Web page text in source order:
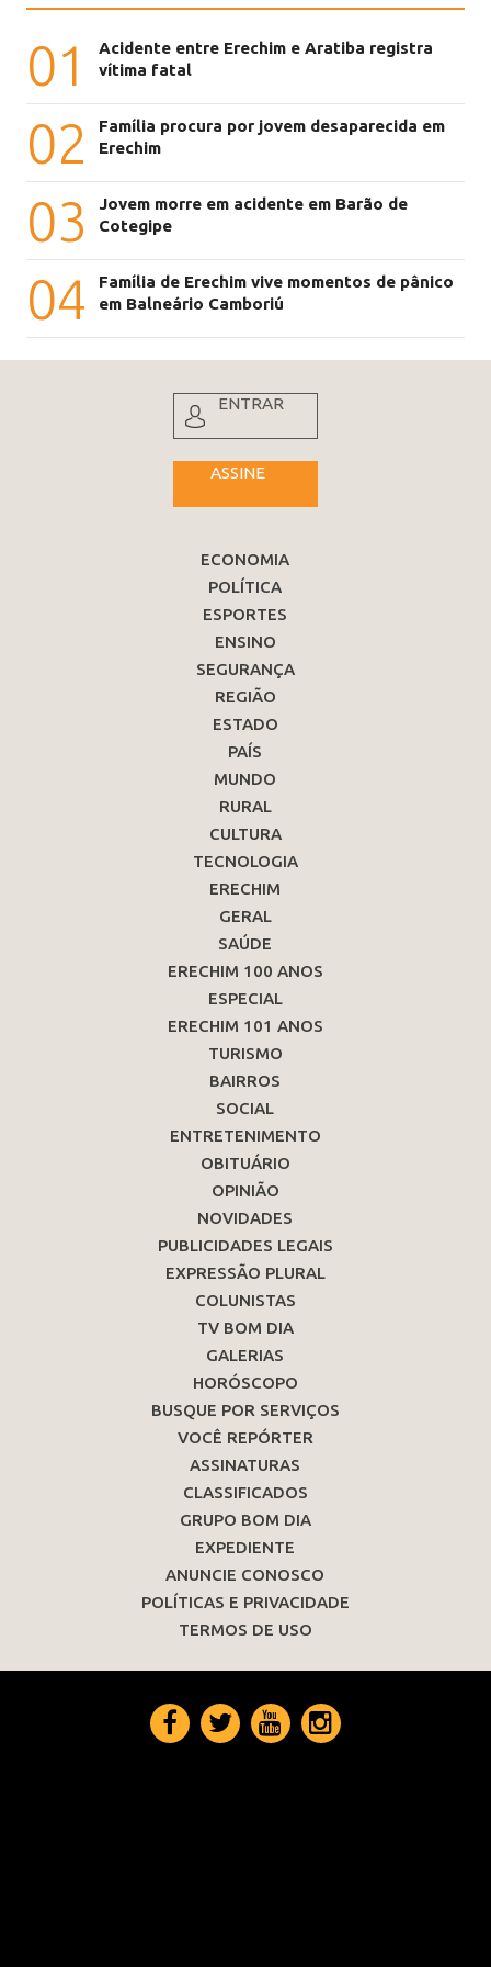
01
Acidente entre Erechim e Aratiba registra
vítima fatal
02
Família procura por jovem desaparecida em
Erechim
03
Jovem morre em acidente em Barão de
Cotegipe
04
Família de Erechim vive momentos de pânico
em Balneário Camboriú
ENTRAR
ASSINE
ECONOMIA
POLÍTICA
ESPORTES
ENSINO
SEGURANÇA
REGIÃO
ESTADO
PAÍS
MUNDO
RURAL
CULTURA
TECNOLOGIA
ERECHIM
GERAL
SAÚDE
ERECHIM 100 ANOS
ESPECIAL
ERECHIM 101 ANOS
TURISMO
BAIRROS
SOCIAL
ENTRETENIMENTO
OBITUÁRIO
OPINIÃO
NOVIDADES
PUBLICIDADES LEGAIS
EXPRESSÃO PLURAL
COLUNISTAS
TV BOM DIA
GALERIAS
HORÓSCOPO
BUSQUE POR SERVIÇOS
VOCÊ REPÓRTER
ASSINATURAS
CLASSIFICADOS
GRUPO BOM DIA
EXPEDIENTE
ANUNCIE CONOSCO
POLÍTICAS E PRIVACIDADE
TERMOS DE USO